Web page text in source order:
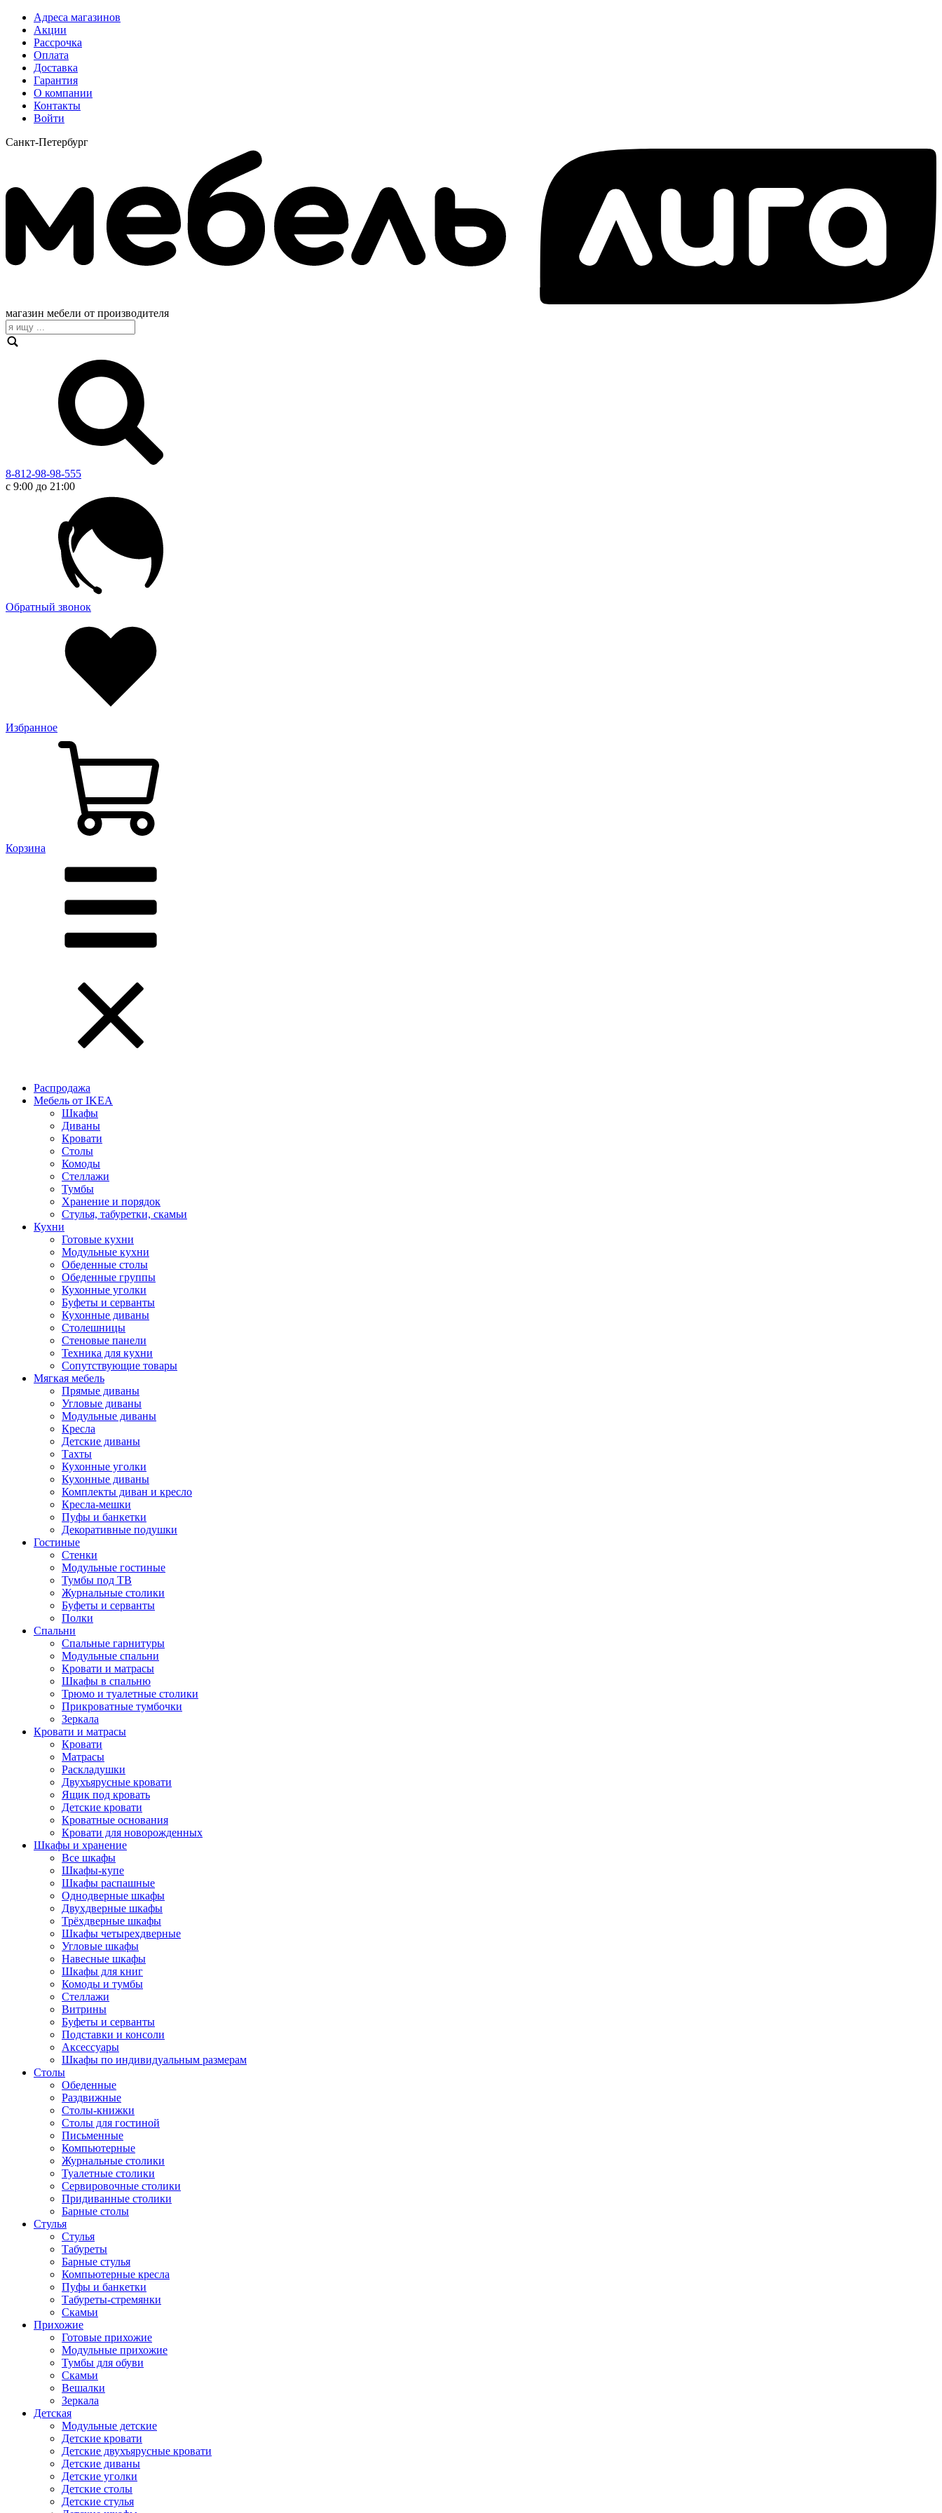
Адреса магазинов
Акции
Рассрочка
Оплата
Доставка
Гарантия
О компании
Контакты
Войти
Санкт-Петербург
магазин мебели от производителя
8-812-98-98-555
с 9:00 до 21:00
Обратный звонок
Избранное
Корзина
Распродажа
Мебель от IKEA
Шкафы
Диваны
Кровати
Столы
Комоды
Стеллажи
Тумбы
Хранение и порядок
Стулья, табуретки, скамьи
Кухни
Готовые кухни
Модульные кухни
Обеденные столы
Обеденные группы
Кухонные уголки
Буфеты и серванты
Кухонные диваны
Столешницы
Стеновые панели
Техника для кухни
Сопутствующие товары
Мягкая мебель
Прямые диваны
Угловые диваны
Модульные диваны
Кресла
Детские диваны
Тахты
Кухонные уголки
Кухонные диваны
Комплекты диван и кресло
Кресла-мешки
Пуфы и банкетки
Декоративные подушки
Гостиные
Стенки
Модульные гостиные
Тумбы под ТВ
Журнальные столики
Буфеты и серванты
Полки
Спальни
Спальные гарнитуры
Модульные спальни
Кровати и матрасы
Шкафы в спальню
Трюмо и туалетные столики
Прикроватные тумбочки
Зеркала
Кровати и матрасы
Кровати
Матрасы
Раскладушки
Двухъярусные кровати
Ящик под кровать
Детские кровати
Кроватные основания
Кровати для новорожденных
Шкафы и хранение
Все шкафы
Шкафы-купе
Шкафы распашные
Однодверные шкафы
Двухдверные шкафы
Трёхдверные шкафы
Шкафы четырехдверные
Угловые шкафы
Навесные шкафы
Шкафы для книг
Комоды и тумбы
Стеллажи
Витрины
Буфеты и серванты
Подставки и консоли
Аксессуары
Шкафы по индивидуальным размерам
Столы
Обеденные
Раздвижные
Столы-книжки
Столы для гостиной
Письменные
Компьютерные
Журнальные столики
Туалетные столики
Сервировочные столики
Придиванные столики
Барные столы
Стулья
Стулья
Табуреты
Барные стулья
Компьютерные кресла
Пуфы и банкетки
Табуреты-стремянки
Скамьи
Прихожие
Готовые прихожие
Модульные прихожие
Тумбы для обуви
Скамьи
Вешалки
Зеркала
Детская
Модульные детские
Детские кровати
Детские двухъярусные кровати
Детские диваны
Детские уголки
Детские столы
Детские стулья